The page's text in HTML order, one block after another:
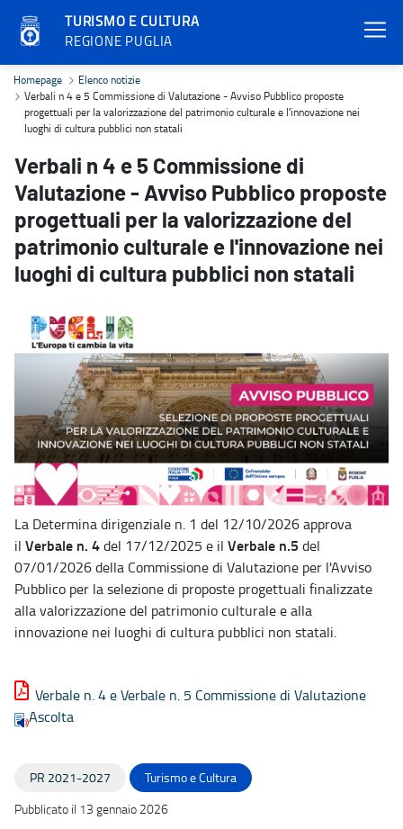
TURISMO E CULTURA
REGIONE PUGLIA
Verbali n 4 e 5 Commissione di Valutazione - Avviso Pubblico
Homepage
Elenco notizie
Verbali n 4 e 5 Commissione di Valutazione - Avviso Pubblico proposte
progettuali per la valorizzazione del patrimonio culturale e l'innovazione nei
luoghi di cultura pubblici non statali
Verbali n 4 e 5 Commissione di
Valutazione - Avviso Pubblico proposte
progettuali per la valorizzazione del
patrimonio culturale e l'innovazione nei
luoghi di cultura pubblici non statali
La Determina dirigenziale n. 1 del 12/10/2026 approva
il Verbale n. 4del 17/12/2025 e il Verbale n.5 del
07/01/2026 della Commissione di Valutazione per l'Avviso
Pubblico per la selezione di proposte progettuali finalizzate
alla valorizzazione del patrimonio culturale e alla
innovazione nei luoghi di cultura pubblici non statali.
Verbale n. 4 e Verbale n. 5 Commissione di Valutazione
Ascolta
PR 2021-2027
Turismo e Cultura
Pubblicato il 13 gennaio 2026